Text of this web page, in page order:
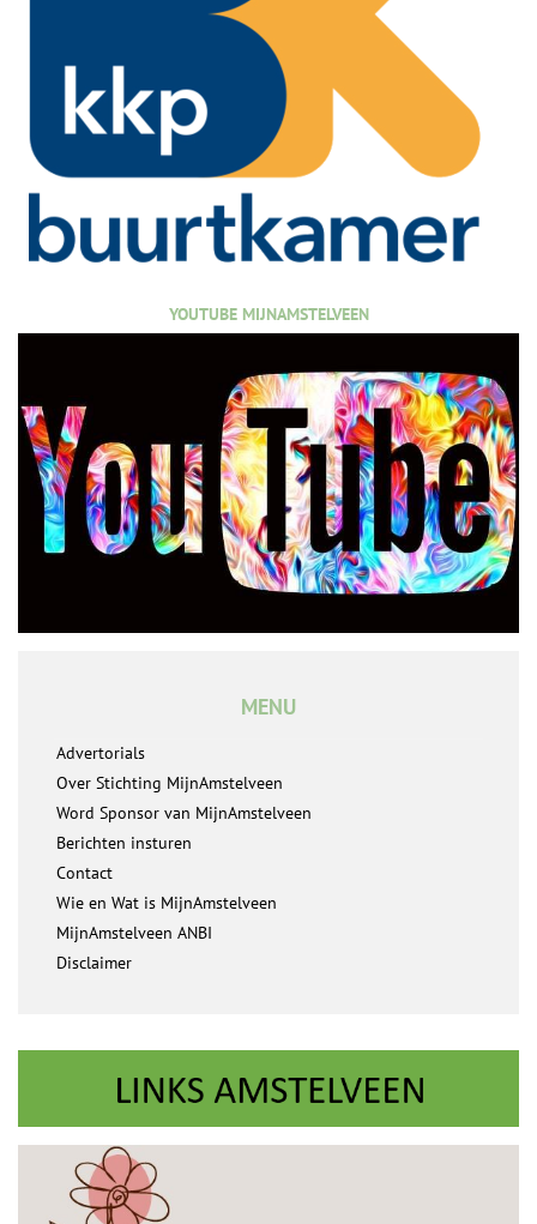
YOUTUBE MIJNAMSTELVEEN
MENU
Advertorials
Over Stichting MijnAmstelveen
Word Sponsor van MijnAmstelveen
Berichten insturen
Contact
Wie en Wat is MijnAmstelveen
MijnAmstelveen ANBI
Disclaimer